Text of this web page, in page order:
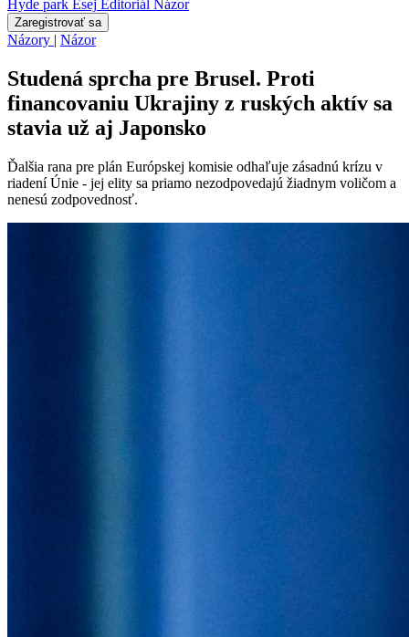
Hyde park Esej Editoriál Názor
Zaregistrovať sa
Názory | Názor
Studená sprcha pre Brusel. Proti
financovaniu Ukrajiny z ruských aktív sa
stavia už aj Japonsko
Ďalšia rana pre plán Európskej komisie odhaľuje zásadnú krízu v
riadení Únie - jej elity sa priamo nezodpovedajú žiadnym voličom a
nenesú zodpovednosť.